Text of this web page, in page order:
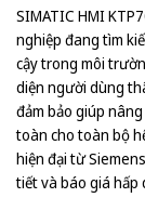
SIMATIC HMI
nghiệp đang tìm
cậy trong môi
diện người dùng
đảm bảo giúp
toàn cho toàn bộ
hiện đại từ
tiết và báo giá hấp